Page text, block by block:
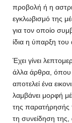
προβολή ή η
εγκλωβισμό της
για τον οποίο
ίδια η ύπαρξη του
Έχει γίνει
άλλα άρθρα, όπου
αποτελεί ένα
λαμβάνει μορφή
της παρατήρησής
τη συνείδηση της,